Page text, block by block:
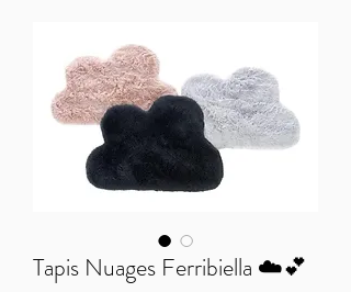
Tapis Nuages Ferribiella ☁️💕